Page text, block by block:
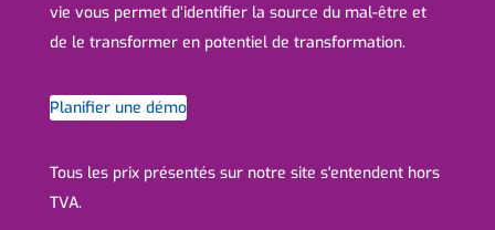
vie vous permet d’identifier la source du mal-être et
de le transformer en potentiel de transformation.
Planifier une démo
Tous les prix présentés sur notre site s'entendent hors
TVA.